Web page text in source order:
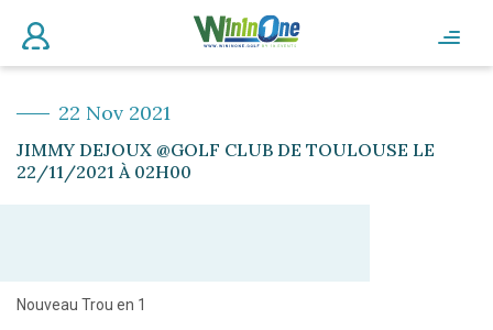
22 Nov 2021
JIMMY DEJOUX @GOLF CLUB DE TOULOUSE LE
22/11/2021 À 02H00
Nouveau Trou en 1